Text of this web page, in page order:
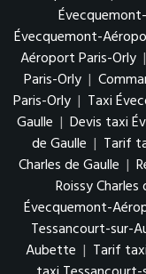
Évecquemont-
Aéroport Paris-Orly |
Paris-Orly |
Paris-Orly | Taxi
Gaulle | Devis taxi
de Gaulle | Tarif
Charles de Gaulle |
Roissy Charles
Évecquemont-
Tessancourt-sur-
Aubette | Tarif